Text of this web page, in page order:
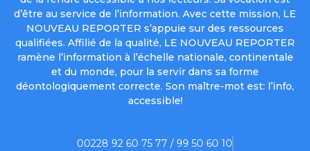
d’être au service de l’information. Avec cette mission, LE
NOUVEAU REPORTER s’appuie sur des ressources
qualifiées. Affilié de la qualité, LE NOUVEAU REPORTER
ramène l’information à l’échelle nationale, continentale
et du monde, pour la servir dans sa forme
déontologiquement correcte. Son maître-mot est: l’info,
accessible!
00228 92 60 75 77 / 99 50 60 10